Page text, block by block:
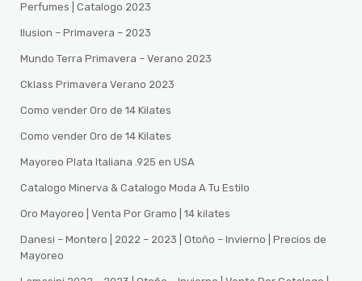
Perfumes | Catalogo 2023
Ilusion – Primavera – 2023
Mundo Terra Primavera – Verano 2023
Cklass Primavera Verano 2023
Como vender Oro de 14 Kilates
Como vender Oro de 14 Kilates
Mayoreo Plata Italiana .925 en USA
Catalogo Minerva & Catalogo Moda A Tu Estilo
Oro Mayoreo | Venta Por Gramo | 14 kilates
Danesi – Montero | 2022 – 2023 | Otoño – Invierno | Precios de
Mayoreo